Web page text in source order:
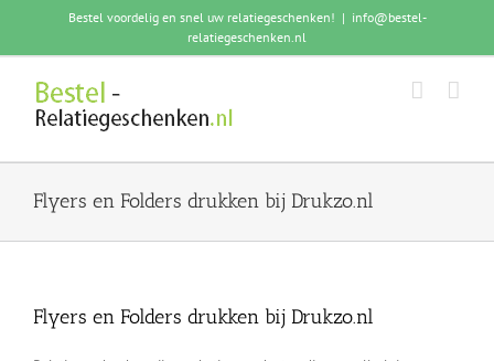
content
Bestel voordelig en snel uw relatiegeschenken! | info@bestel-
relatiegeschenken.nl
Flyers en Folders drukken bij Drukzo.nl
Flyers en Folders drukken bij Drukzo.nl